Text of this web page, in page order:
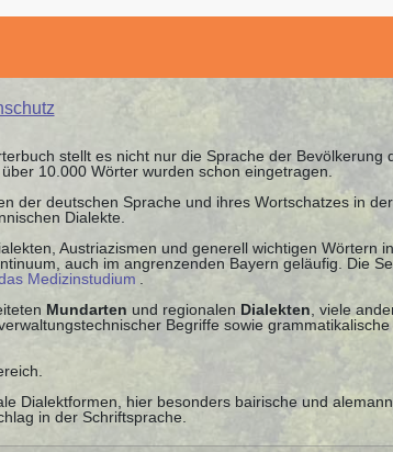
stellt es nicht nur die Sprache der Bevölkerung
10.000 Wörter wurden schon eingetragen.
der deutschen Sprache und ihres Wortschatzes in
Dialekte.
Austriazismen und generell wichtigen Wörtern
auch im angrenzenden Bayern geläufig. Die
Medizinstudium
Mundarten und regionalen Dialekten , viele
Begriffe sowie
Dialektformen, hier besonders bairische und
in der Schriftsprache.